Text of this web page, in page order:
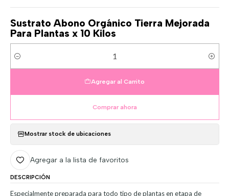
Sustrato Abono Orgánico Tierra Mejorada
Para Plantas x 10 Kilos
Cantidad
Agregar al Carrito
Comprar ahora
Mostrar stock de ubicaciones
Agregar a la lista de favoritos
DESCRIPCIÓN
Especialmente preparada para todo tipo de plantas en etapa de